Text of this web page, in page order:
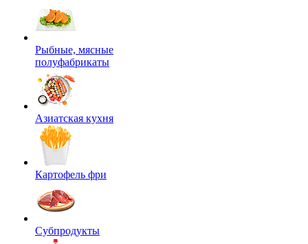
Рыбные, мясные
полуфабрикаты
Азиатская кухня
Картофель фри
Субпродукты